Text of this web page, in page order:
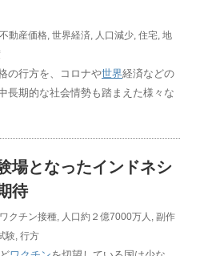
不動産価格, 世界経済, 人口減少, 住宅, 地
の行方を、コロナや世界経済などの
長期的な社会情勢も踏まえた様々な
場となったインドネシ
待
ワクチン接種, 人口約２億7000万人 , 副作
験, 行方